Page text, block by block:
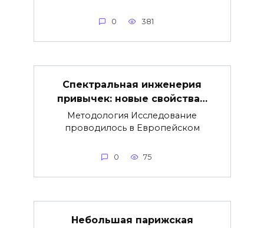
0 381
Спектральная инженерия
привычек: новые свойства…
Методология Исследование
проводилось в Европейском
0 75
Небольшая парижская